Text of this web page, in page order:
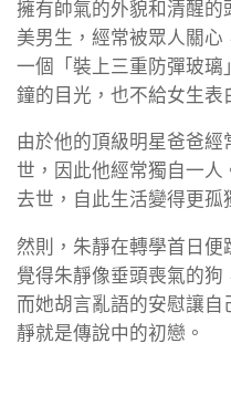
擁有帥氣的外貌和清醒
美男生，經常被眾人關
一個「裝上三重防彈玻
鐘的目光，也不給女生表
由於他的頂級明星爸爸
世，因此他經常獨自一
去世，自此生活變得更孤
然則，朱靜在轉學首日
覺得朱靜像垂頭喪氣的狗
而她胡言亂語的安慰讓
靜就是傳說中的初戀。